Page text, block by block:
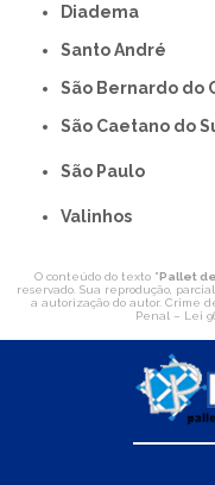
Diadema
Santo André
São Bernardo do
São Caetano do
São Paulo
Valinhos
O conteúdo do texto "Pallet
reservado. Sua reprodução,
a autorização do autor. Crime
Penal – Lei